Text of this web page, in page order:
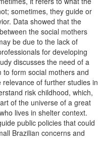
sometimes, they guide or
Data showed that the
the social mothers
be due to the lack of
for developing
discusses the need of a
to form social mothers and
of further studies in
risk childhood, which,
of the universe of a great
lives in shelter context.
public policies that could
Brazilian concerns and